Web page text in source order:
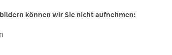
können wir Sie nicht aufnehmen: